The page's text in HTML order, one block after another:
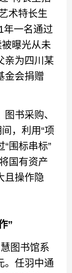
术特长生
年一名通过
曝光从未
亲为四川某
金会捐赠
书采购、
，利用“项
“围标串标”
国有资产
且操作隐
”
图书馆系
。任羽中通